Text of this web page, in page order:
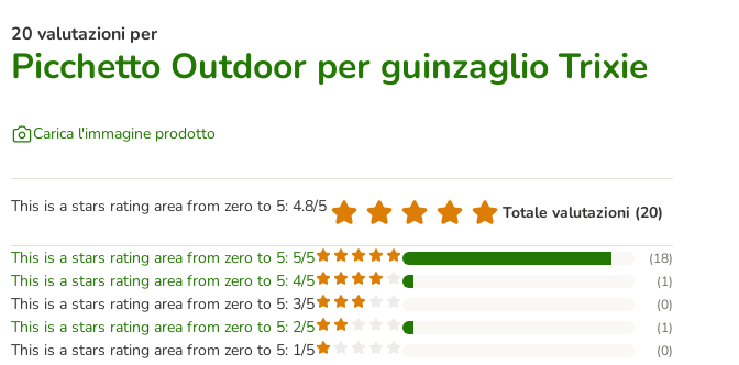
20 valutazioni per
Picchetto Outdoor per guinzaglio Trixie
Carica l'immagine prodotto
This is a stars rating area from zero to 5: 4.8/5 Totale valutazioni (20)
This is a stars rating area from zero to 5: 5/5 (18)
This is a stars rating area from zero to 5: 4/5 (1)
This is a stars rating area from zero to 5: 3/5 (0)
This is a stars rating area from zero to 5: 2/5 (1)
This is a stars rating area from zero to 5: 1/5 (0)